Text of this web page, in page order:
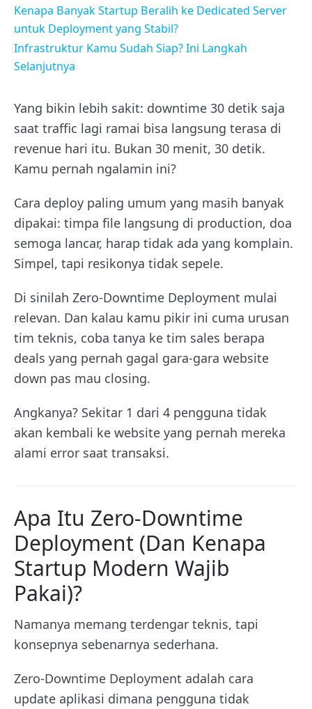
Kenapa Banyak Startup Beralih ke Dedicated Server
untuk Deployment yang Stabil?
Infrastruktur Kamu Sudah Siap? Ini Langkah
Selanjutnya
Yang bikin lebih sakit: downtime 30 detik saja
saat traffic lagi ramai bisa langsung terasa di
revenue hari itu. Bukan 30 menit, 30 detik.
Kamu pernah ngalamin ini?
Cara deploy paling umum yang masih banyak
dipakai: timpa file langsung di production, doa
semoga lancar, harap tidak ada yang komplain.
Simpel, tapi resikonya tidak sepele.
Di sinilah Zero-Downtime Deployment mulai
relevan. Dan kalau kamu pikir ini cuma urusan
tim teknis, coba tanya ke tim sales berapa
deals yang pernah gagal gara-gara website
down pas mau closing.
Angkanya? Sekitar 1 dari 4 pengguna tidak
akan kembali ke website yang pernah mereka
alami error saat transaksi.
Apa Itu Zero-Downtime
Deployment (Dan Kenapa
Startup Modern Wajib
Pakai)?
Namanya memang terdengar teknis, tapi
konsepnya sebenarnya sederhana.
Zero-Downtime Deployment adalah cara
update aplikasi dimana pengguna tidak